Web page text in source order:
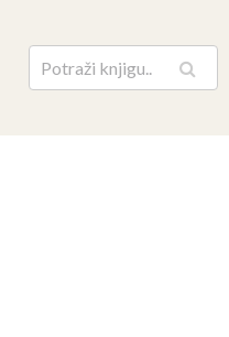
Pretraga